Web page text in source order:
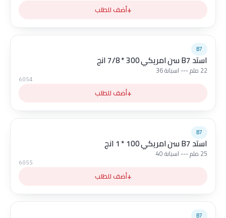
+أضف للطلب
B7
استد B7 سن امريكي 300 * 7/8 انج
22 ملم --- اسبانة 36
6054
+أضف للطلب
B7
استد B7 سن امريكي 100 * 1 انج
25 ملم --- اسبانة 40
6055
+أضف للطلب
B7